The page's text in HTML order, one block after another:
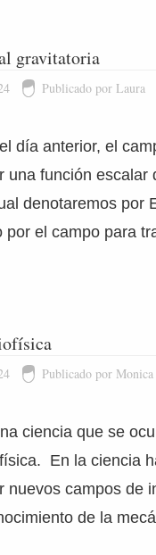
gravitatoria
Publicado por Laura
día anterior, el
una función
denotaremos por
por el campo para
Publicado por Monica
ciencia que se
En la ciencia
nuevos campos de
de la